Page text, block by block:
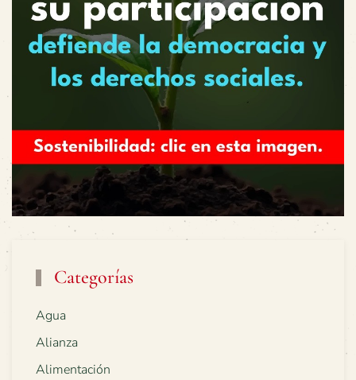
Categorías
Agua
Alianza
Alimentación